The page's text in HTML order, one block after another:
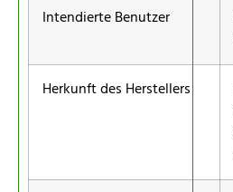
Intendierte Benutzer
Herkunft des Herstellers